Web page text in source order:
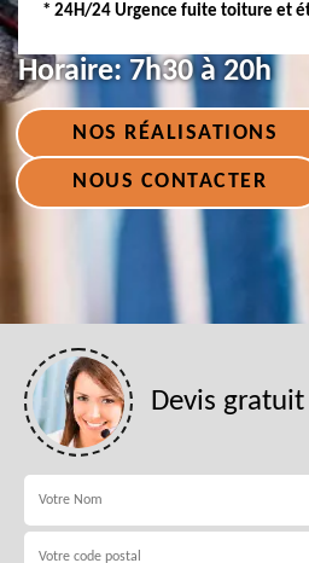
* 24H/24 Urgence fuite toiture et
Horaire: 7h30 à 20h
NOS RÉALISATIONS
NOUS CONTACTER
Devis gratuit